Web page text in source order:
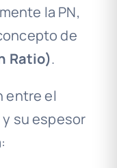
la PN,
de
Ratio).
entre el
su espesor